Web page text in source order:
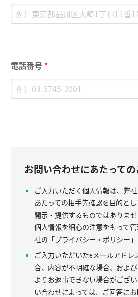
電話番号 *
お問い合わせにあたって
ご入力いただく個人情報は、弊
あたっての相手先確認を目的と
開示・提供するものではありま
個人情報を細心の注意をもって
社の「プライバシー・ポリシー
ご入力いただいたeメールアドレ
合、内容が不明確な場合、およ
よりお返事できない場合がござ
い合わせによっては、ご回答に